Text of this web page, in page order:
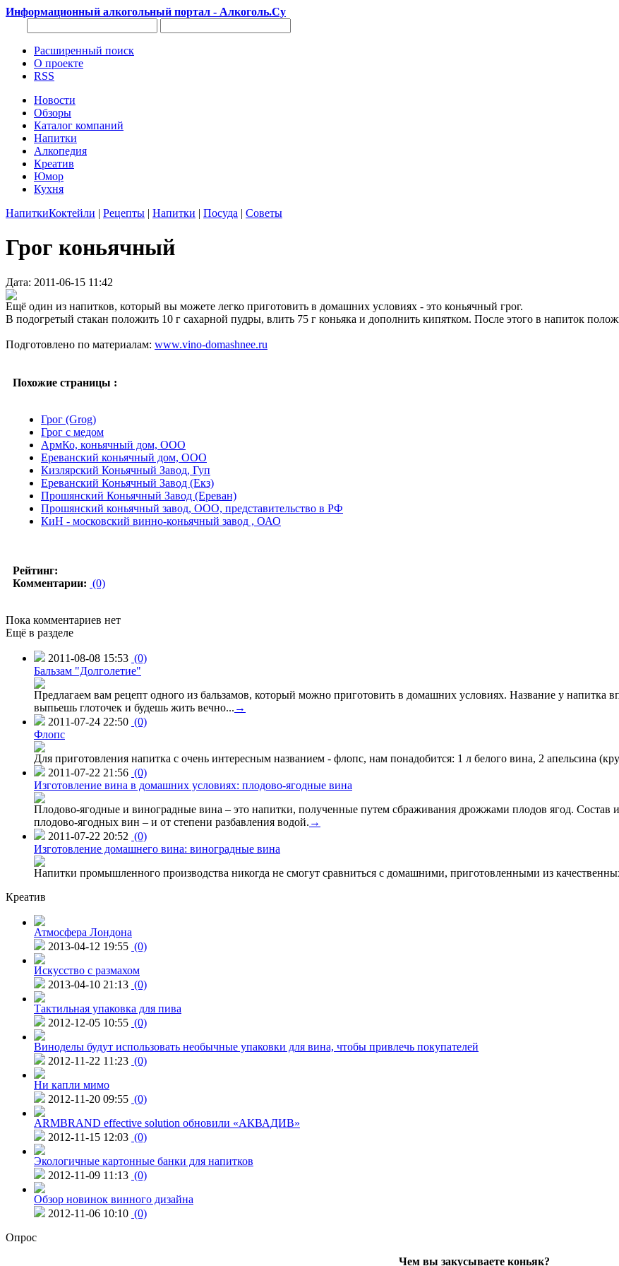
Информационный алкогольный портал - Алкоголь.Су
Расширенный поиск
О проекте
RSS
Новости
Обзоры
Каталог компаний
Напитки
Алкопедия
Креатив
Юмор
Кухня
НапиткиКоктейли | Рецепты | Напитки | Посуда | Советы
Грог коньячный
Дата: 2011-06-15 11:42
Ещё один из напитков, который вы можете легко приготовить в домашних условиях - это коньячный грог.
В подогретый стакан положить 10 г сахарной пудры, влить 75 г коньяка и дополнить кипятком. После этого в напиток
Подготовлено по материалам: www.vino-domashnee.ru
Похожие страницы :
Грог (Grog)
Грог с медом
АрмКо, коньячный дом, ООО
Ереванский коньячный дом, ООО
Кизлярский Коньячный Завод, Гуп
Ереванский Коньячный Завод (Екз)
Прошянский Коньячный Завод (Ереван)
Прошянский коньячный завод, ООО, представительство в РФ
КиН - московский винно-коньячный завод , ОАО
Рейтинг:
Комментарии: (0)
Пока комментариев нет
Ещё в разделе
2011-08-08 15:53 (0)
Бальзам "Долголетие"
Предлагаем вам рецепт одного из бальзамов, который можно приготовить в домашних условиях. Название у
выпьешь глоточек и будешь жить вечно... →
2011-07-24 22:50 (0)
Флопс
Для приготовления напитка с очень интересным названием - флопс, нам понадобится: 1 л белого вина, 2 апельсина
2011-07-22 21:56 (0)
Изготовление вина в домашних условиях: плодово-ягодные вина
Плодово-ягодные и виноградные вина – это напитки, полученные путем сбраживания дрожжами плодов ягод. Состав
плодово-ягодных вин – и от степени разбавления водой. →
2011-07-22 20:52 (0)
Изготовление домашнего вина: виноградные вина
Напитки промышленного производства никогда не смогут сравниться с домашними, приготовленными из
Креатив
Атмосфера Лондона
2013-04-12 19:55 (0)
Искусство с размахом
2013-04-10 21:13 (0)
Тактильная упаковка для пива
2012-12-05 10:55 (0)
Виноделы будут использовать необычные упаковки для вина, чтобы привлечь покупателей
2012-11-22 11:23 (0)
Ни капли мимо
2012-11-20 09:55 (0)
ARMBRAND effective solution обновили «АКВАДИВ»
2012-11-15 12:03 (0)
Экологичные картонные банки для напитков
2012-11-09 11:13 (0)
Обзор новинок винного дизайна
2012-11-06 10:10 (0)
Опрос
Чем вы закусываете коньяк?